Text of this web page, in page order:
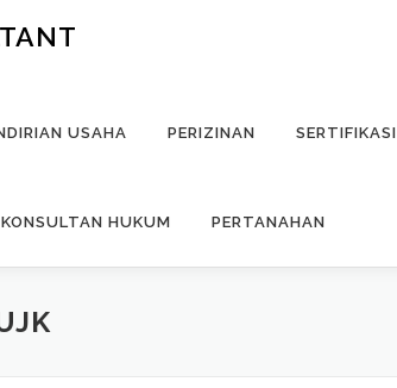
USAHA PERIZINAN SERTIFIKASI
KONSULTAN HUKUM PERTANAHAN